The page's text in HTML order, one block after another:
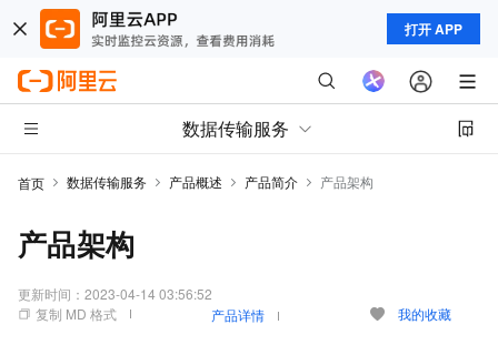
打开 APP
数据传输服务
首页 数据传输服务 产品概述 产品简介 产品架构
产品架构
更新时间： 2023-04-14 03:56:52
复制 MD 格式
产品详情 我的收藏